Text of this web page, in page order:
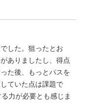
した。狙ったとお
ありましたし、得点
た後、もっとパスを
ていた点は課題で
力が必要とも感じま